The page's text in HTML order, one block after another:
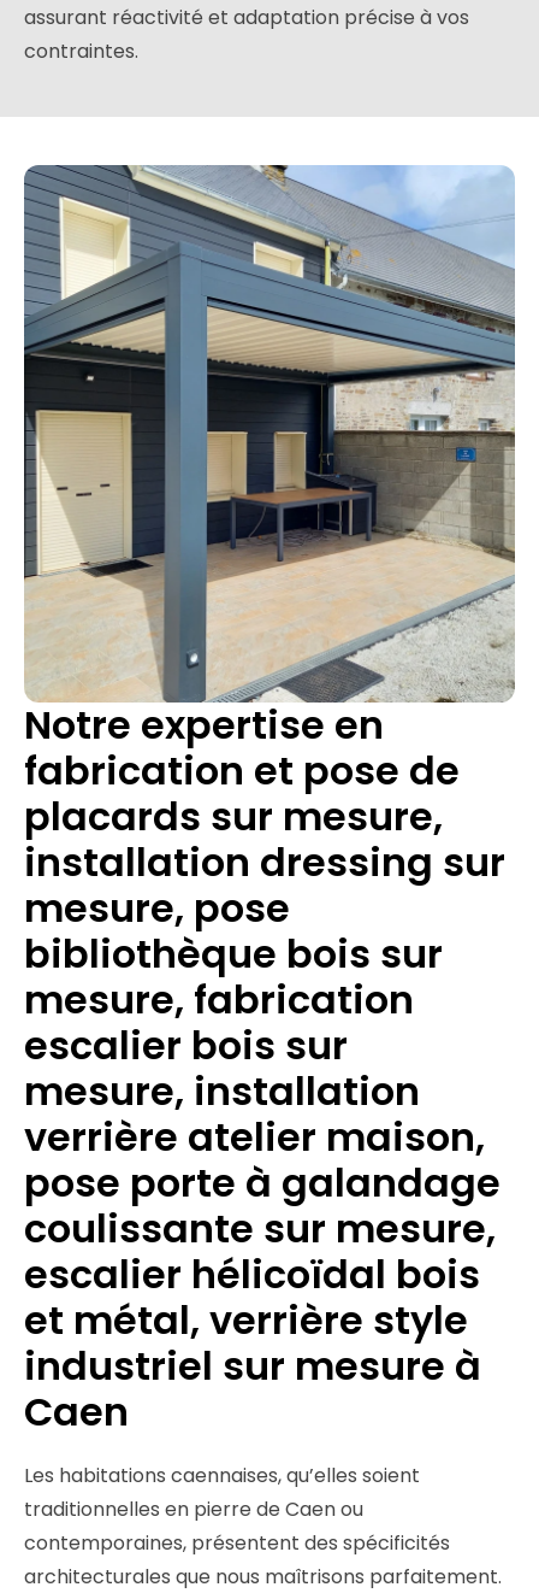
assurant réactivité et adaptation précise à vos
contraintes.
Notre expertise en
fabrication et pose de
placards sur mesure,
installation dressing sur
mesure, pose
bibliothèque bois sur
mesure, fabrication
escalier bois sur
mesure, installation
verrière atelier maison,
pose porte à galandage
coulissante sur mesure,
escalier hélicoïdal bois
et métal, verrière style
industriel sur mesure à
Caen
Les habitations caennaises, qu’elles soient
traditionnelles en pierre de Caen ou
contemporaines, présentent des spécificités
architecturales que nous maîtrisons parfaitement.